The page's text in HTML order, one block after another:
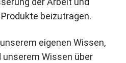
beizutragen.
eigenen Wissen,
unserem Wissen über